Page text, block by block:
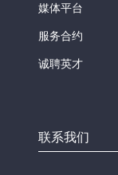
媒体平台
服务合约
诚聘英才
联系我们